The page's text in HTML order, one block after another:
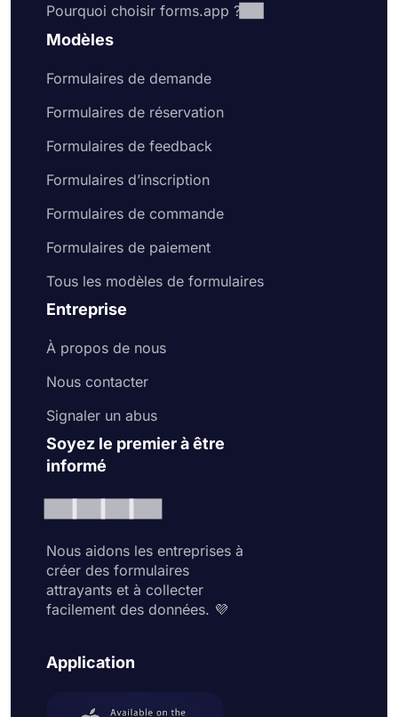
Pourquoi choisir forms.app ?
Modèles
Formulaires de demande
Formulaires de réservation
Formulaires de feedback
Formulaires d’inscription
Formulaires de commande
Formulaires de paiement
Tous les modèles de formulaires
Entreprise
À propos de nous
Nous contacter
Signaler un abus
Soyez le premier à être
informé
Nous aidons les entreprises à
créer des formulaires
attrayants et à collecter
facilement des données. 💜
Application